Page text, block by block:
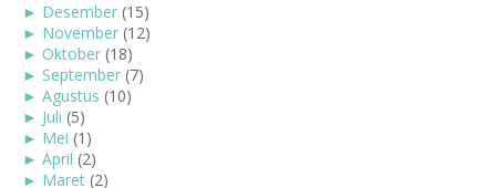
► Desember (15)
► November (12)
► Oktober (18)
► September (7)
► Agustus (10)
► Juli (5)
► Mei (1)
► April (2)
► Maret (2)